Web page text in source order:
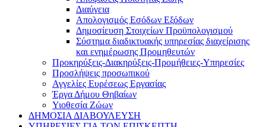
Διαύγεια
Απολογισμός Εσόδων Εξόδων
Δημοσίευση Στοιχείων Προϋπολογισμού
Σύστημα διαδικτυακής υπηρεσίας διαχείρισης
και ενημέρωσης Προμηθευτών
Προκηρύξεις-Διακηρύξεις-Προμήθειες-Υπηρεσίες
Προσλήψεις προσωπικού
Αγγελίες Ευρέσεως Εργασίας
Έργα Δήμου Θηβαίων
Υιοθεσία Ζώων
ΔΗΜΟΣΙΑ ΔΙΑΒΟΥΛΕΥΣΗ